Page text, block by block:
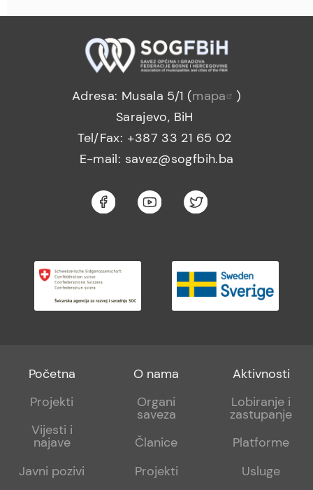
Adresa: Musala 5/1 (mapa
)
Sarajevo, BiH
Tel/Fax: +387 33 21 65 02
E-mail: savez@sogfbih.ba
Footer
menu
Početna
Projekti
Vijesti i
najave
Javni pozivi
Footer
sub
O nama
Organi
saveza
Članice
Projekti
Footer
sub
Aktivnosti
Lobiranje i
zastupanje
Platforme
Usluge